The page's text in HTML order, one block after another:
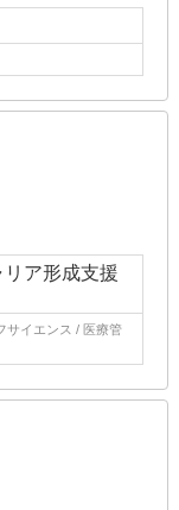
ア形成支援
サイエンス / 医療管